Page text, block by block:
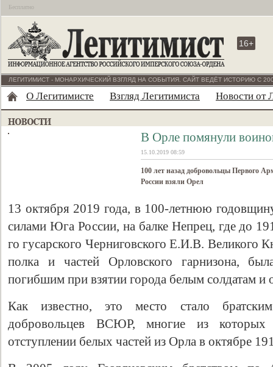
Бесплатно
16+
ЛЕГИТИМИСТ - МОНАРХИЧЕСКИЙ ВЗГЛЯД НА СОБЫТИЯ. САЙТ ВЕДЁТ ИСТОРИЮ С
О Легитимисте Взгляд Легитимиста Новости от
В Орле помянули
15.10.2019 08:59
100 лет назад добровольцы Первого
России взяли Орел
13 октября 2019 года, в 100-летнюю
силами Юга России, на балке Непрец, где до
го гусарского Черниговского Е.И.В. Великого
полка и частей Орловского гарнизона,
погибшим при взятии города белым солдатам и
Как известно, это место стало
добровольцев ВСЮР, многие из
отступлении белых частей из Орла в октябре